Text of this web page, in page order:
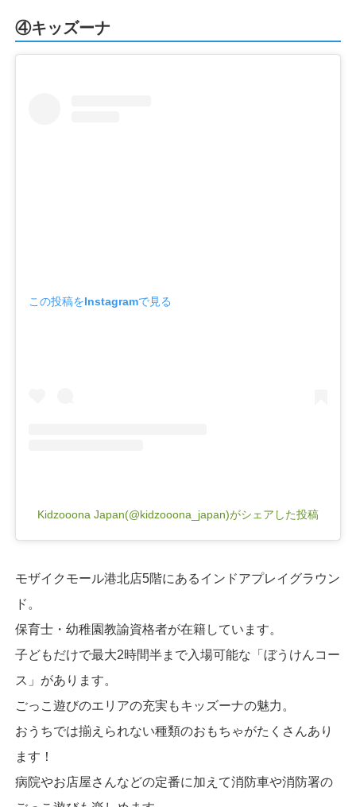
④キッズーナ
この投稿をInstagramで見る
Kidzooona Japan(@kidzooona_japan)がシェアした投稿
モザイクモール港北店5階にあるインドアプレイグラウン
ド。
保育士・幼稚園教諭資格者が在籍しています。
子どもだけで最大2時間半まで入場可能な「ぼうけんコー
ス」があります。
ごっこ遊びのエリアの充実もキッズーナの魅力。
おうちでは揃えられない種類のおもちゃがたくさんあり
ます！
病院やお店屋さんなどの定番に加えて消防車や消防署の